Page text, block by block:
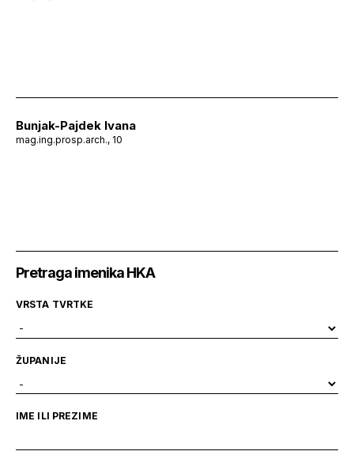
Bunjak-Pajdek Ivana
mag.ing.prosp.arch., 10
Pretraga imenika HKA
VRSTA TVRTKE
ŽUPANIJE
IME ILI PREZIME